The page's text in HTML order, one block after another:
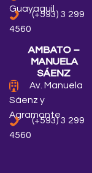
Guayaquil
(+593) 3 299
4560
AMBATO –
MANUELA
SÁENZ
Av. Manuela
Sáenz y
Agramonte
(+593) 3 299
4560